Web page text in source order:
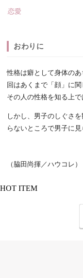
恋愛
おわりに
性格は癖として身体の
回はあくまで「顔」に
その人の性格を知る上
しかし、男子のしぐさ
らないところで男子に
（脇田尚揮／ハウコレ）
HOT ITEM